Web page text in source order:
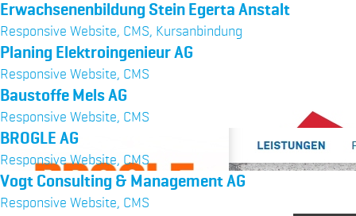
Erwachsenenbildung Stein Egerta Anstalt
Responsive Website, CMS, Kursanbindung
Planing Elektroingenieur AG
Responsive Website, CMS
Baustoffe Mels AG
Responsive Website, CMS
BROGLE AG
Responsive Website, CMS
Vogt Consulting & Management AG
Responsive Website, CMS